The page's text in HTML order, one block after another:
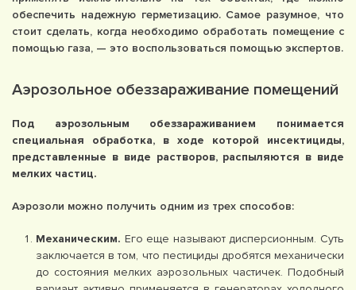
обеспечить надежную герметизацию. Самое разумное, что
стоит сделать, когда необходимо обработать помещение с
помощью газа, — это воспользоваться помощью экспертов.
Аэрозольное обеззараживание помещений
Под аэрозольным обеззараживанием понимается
специальная обработка, в ходе которой инсектициды,
представленные в виде растворов, распыляются в виде
мелких частиц.
Аэрозоли можно получить одним из трех способов:
Механическим. Его еще называют дисперсионным. Суть
заключается в том, что пестициды дробятся механически
до состояния мелких аэрозольных частичек. Подобный